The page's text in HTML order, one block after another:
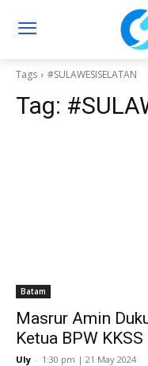
Tags #SULAWESISELATAN
Tag:
Batam
Masrur Amin
Ketua BPW KKSS
Uly - 1:30 pm | 21 May 2024